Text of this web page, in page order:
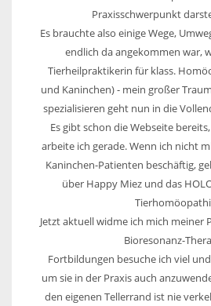
Praxisschwerpunkt
Es brauchte also einige Wege,
endlich da angekommen war,
Tierheilpraktikerin für klass.
und Kaninchen) - mein großer
spezialisieren geht nun in die
Es gibt schon die Webseite
arbeite ich gerade. Wenn ich nicht
Kaninchen-Patienten beschäftig,
über Happy Miez und das
Jetzt aktuell widme ich mich meiner
Bioresonanz-
Fortbildungen besuche ich viel
um sie in der Praxis auch
den eigenen Tellerrand ist nie